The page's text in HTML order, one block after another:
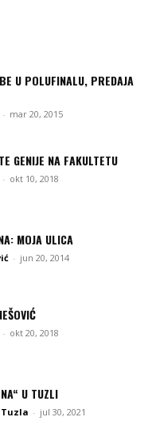
U POLUFINALU, PREDAJA
- mar 20, 2015
GENIJE NA FAKULTETU
- okt 10, 2018
MOJA ULICA
- jun 20, 2014
- okt 20, 2018
U TUZLI
Tuzla - jul 30, 2021